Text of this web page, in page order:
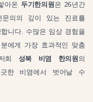
아온 두기한의원 은 26년간
의의 깊이 있는 진료를
니다. 수많은 임상 경험을
에게 가장 효과적인 맞춤
희 성북 비염 한의원 의
한 비염에서 벗어날 수